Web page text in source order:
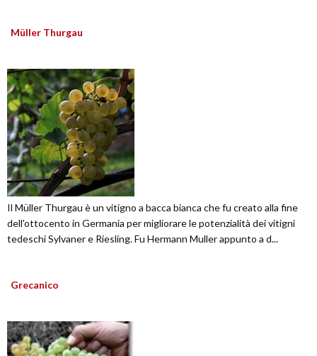
Müller Thurgau
Il Müller Thurgau è un vitigno a bacca bianca che fu creato alla fine
dell'ottocento in Germania per migliorare le potenzialità dei vitigni
tedeschi Sylvaner e Riesling. Fu Hermann Muller appunto a d...
Grecanico